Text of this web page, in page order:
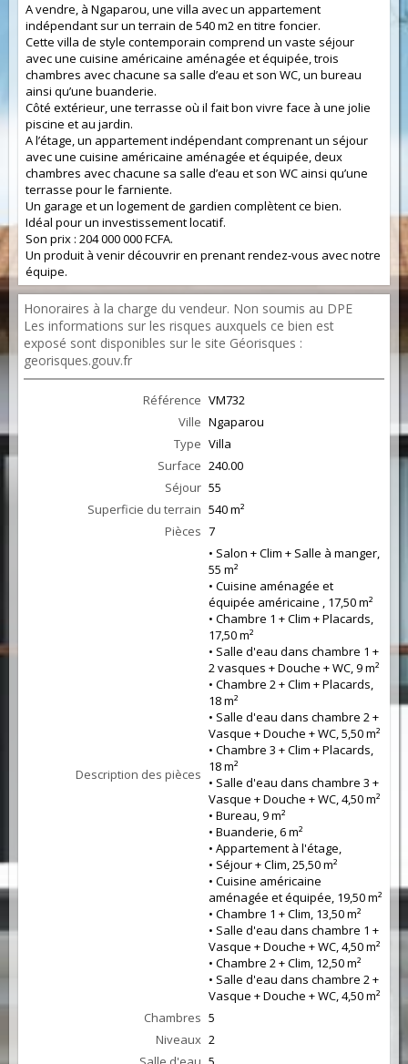
A vendre, à Ngaparou, une villa avec un appartement
indépendant sur un terrain de 540 m2 en titre foncier.
Cette villa de style contemporain comprend un vaste séjour
avec une cuisine américaine aménagée et équipée, trois
chambres avec chacune sa salle d’eau et son WC, un bureau
ainsi qu’une buanderie.
Côté extérieur, une terrasse où il fait bon vivre face à une jolie
piscine et au jardin.
A l’étage, un appartement indépendant comprenant un séjour
avec une cuisine américaine aménagée et équipée, deux
chambres avec chacune sa salle d’eau et son WC ainsi qu’une
terrasse pour le farniente.
Un garage et un logement de gardien complètent ce bien.
Idéal pour un investissement locatif.
Son prix : 204 000 000 FCFA.
Un produit à venir découvrir en prenant rendez-vous avec notre
équipe.
Honoraires à la charge du vendeur. Non soumis au DPE
Les informations sur les risques auxquels ce bien est
exposé sont disponibles sur le site Géorisques :
georisques.gouv.fr
Référence VM732
Ville Ngaparou
Type Villa
Surface 240.00
Séjour 55
Superficie du terrain 540 m²
Pièces 7
Description des pièces
• Salon + Clim + Salle à manger,
55 m²
• Cuisine aménagée et
équipée américaine , 17,50 m²
• Chambre 1 + Clim + Placards,
17,50 m²
• Salle d'eau dans chambre 1 +
2 vasques + Douche + WC, 9 m²
• Chambre 2 + Clim + Placards,
18 m²
• Salle d'eau dans chambre 2 +
Vasque + Douche + WC, 5,50 m²
• Chambre 3 + Clim + Placards,
18 m²
• Salle d'eau dans chambre 3 +
Vasque + Douche + WC, 4,50 m²
• Bureau, 9 m²
• Buanderie, 6 m²
• Appartement à l'étage,
• Séjour + Clim, 25,50 m²
• Cuisine américaine
aménagée et équipée, 19,50 m²
• Chambre 1 + Clim, 13,50 m²
• Salle d'eau dans chambre 1 +
Vasque + Douche + WC, 4,50 m²
• Chambre 2 + Clim, 12,50 m²
• Salle d'eau dans chambre 2 +
Vasque + Douche + WC, 4,50 m²
Chambres 5
Niveaux 2